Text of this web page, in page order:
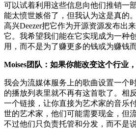
可以试着利用这些信息向他们推销一
能太愤世嫉俗了，但我认为这是真的
高兴Deezer把它作为开源资源发布出
它。我希望我们能在它实现成为一种
用，而不是为了赚更多的钱或为赚钱
Moises团队：如果你能改变这个行业
我会为流媒体服务上的歌曲设置一个
的播放列表里就不再有这首歌了。相
一个链接，让你直接为艺术家的音乐
世的艺术家，他们可能需要现金，但
不过他们只负责托管和分发，而不是